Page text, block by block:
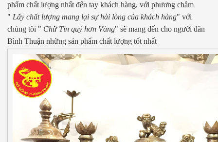
phẩm chất lượng nhất đến tay khách hàng, với phương châm
" Lấy chất lượng mang lại sự hài lòng của khách hàng" với
chúng tôi " Chữ Tín quý hơn Vàng" sẽ mang đến cho người dân
Bình Thuận những sản phẩm chất lượng tốt nhất